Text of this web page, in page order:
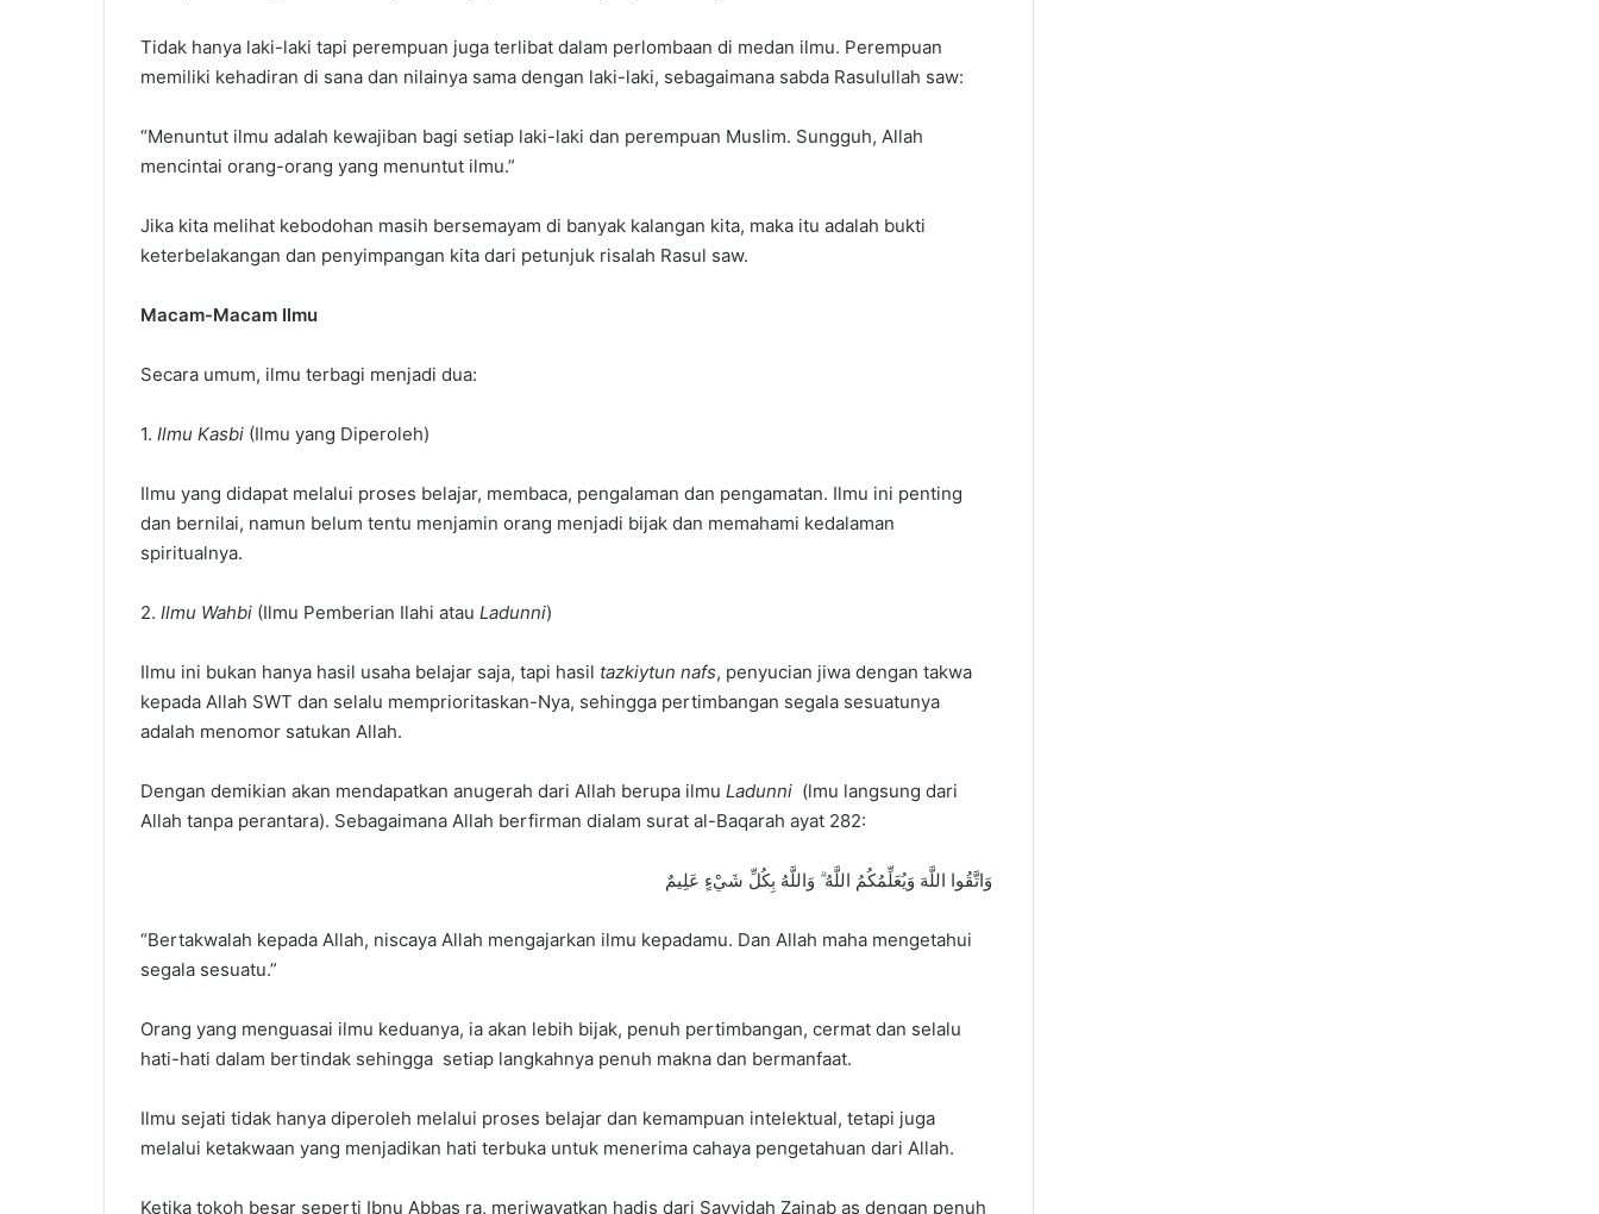
Tidak hanya laki-laki tapi perempuan juga terlibat dalam perlombaan di medan ilmu. Perempuan
memiliki kehadiran di sana dan nilainya sama dengan laki-laki, sebagaimana sabda Rasulullah saw:
“Menuntut ilmu adalah kewajiban bagi setiap laki-laki dan perempuan Muslim. Sungguh, Allah
mencintai orang-orang yang menuntut ilmu.”
Jika kita melihat kebodohan masih bersemayam di banyak kalangan kita, maka itu adalah bukti
keterbelakangan dan penyimpangan kita dari petunjuk risalah Rasul saw.
Macam-Macam Ilmu
Secara umum, ilmu terbagi menjadi dua:
1. Ilmu Kasbi (Ilmu yang Diperoleh)
Ilmu yang didapat melalui proses belajar, membaca, pengalaman dan pengamatan. Ilmu ini penting
dan bernilai, namun belum tentu menjamin orang menjadi bijak dan memahami kedalaman
spiritualnya.
2. Ilmu Wahbi (Ilmu Pemberian Ilahi atau Ladunni)
Ilmu ini bukan hanya hasil usaha belajar saja, tapi hasil tazkiytun nafs, penyucian jiwa dengan takwa
kepada Allah SWT dan selalu memprioritaskan-Nya, sehingga pertimbangan segala sesuatunya
adalah menomor satukan Allah.
Dengan demikian akan mendapatkan anugerah dari Allah berupa ilmu Ladunni (lmu langsung dari
Allah tanpa perantara). Sebagaimana Allah berfirman dialam surat al-Baqarah ayat 282:
“Bertakwalah kepada Allah, niscaya Allah mengajarkan ilmu kepadamu. Dan Allah maha mengetahui
segala sesuatu.”
Orang yang menguasai ilmu keduanya, ia akan lebih bijak, penuh pertimbangan, cermat dan selalu
hati-hati dalam bertindak sehingga setiap langkahnya penuh makna dan bermanfaat.
Ilmu sejati tidak hanya diperoleh melalui proses belajar dan kemampuan intelektual, tetapi juga
melalui ketakwaan yang menjadikan hati terbuka untuk menerima cahaya pengetahuan dari Allah.
Ketika tokoh besar seperti Ibnu Abbas ra, meriwayatkan hadis dari Sayyidah Zainab as dengan penuh